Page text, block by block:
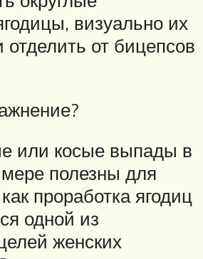
визуально их
отделить от бицепсов
или косые выпады в
полезны для
проработка ягодиц
одной из
женских